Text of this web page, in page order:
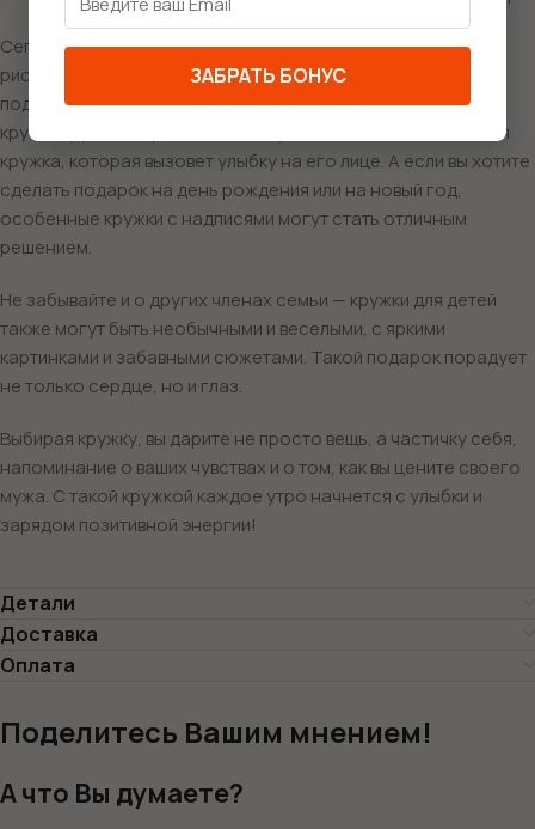
Сегодня выбор кружек огромен: от милых кружек с
рисунками до прикольных кружек с фразами, которые
поднимут настроение. Для вашего любимого подойдет
крутая кружка с оригинальным принтом, а может, забавная
кружка, которая вызовет улыбку на его лице. А если вы хотите
сделать подарок на день рождения или на новый год,
особенные кружки с надписями могут стать отличным
решением.
Не забывайте и о других членах семьи — кружки для детей
также могут быть необычными и веселыми, с яркими
картинками и забавными сюжетами. Такой подарок порадует
не только сердце, но и глаз.
Выбирая кружку, вы дарите не просто вещь, а частичку себя,
напоминание о ваших чувствах и о том, как вы цените своего
мужа. С такой кружкой каждое утро начнется с улыбки и
зарядом позитивной энергии!
Детали
Доставка
Оплата
Поделитесь Вашим мнением!
А что Вы думаете?
ЗАБРАТЬ БОНУС